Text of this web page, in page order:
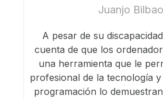
Juanjo Bilbao
A pesar de su
cuenta de que los
una herramienta que le
profesional de la tecnología y
programación lo